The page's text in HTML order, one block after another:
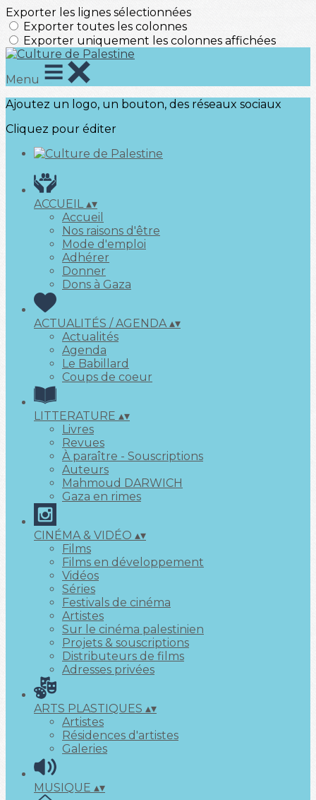
Exporter les lignes sélectionnées
Exporter toutes les colonnes
Exporter uniquement les colonnes affichées
Menu
Ajoutez un logo, un bouton, des réseaux sociaux
Cliquez pour éditer
ACCUEIL▴▾
Accueil
Nos raisons d'être
Mode d'emploi
Adhérer
Donner
Dons à Gaza
ACTUALITÉS / AGENDA▴▾
Actualités
Agenda
Le Babillard
Coups de coeur
LITTERATURE ▴▾
Livres
Revues
À paraître - Souscriptions
Auteurs
Mahmoud DARWICH
Gaza en rimes
CINÉMA & VIDÉO ▴▾
Films
Films en développement
Vidéos
Séries
Festivals de cinéma
Artistes
Sur le cinéma palestinien
Projets & souscriptions
Distributeurs de films
Adresses privées
ARTS PLASTIQUES ▴▾
Artistes
Résidences d'artistes
Galeries
MUSIQUE ▴▾